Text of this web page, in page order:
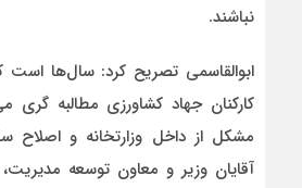
نباشند.
ابوالقاسمی تصریح کرد: سال‌ها‌
کارکنان جهاد کشاورزی مطالبه
مشکل از داخل وزارتخانه و اصلاح